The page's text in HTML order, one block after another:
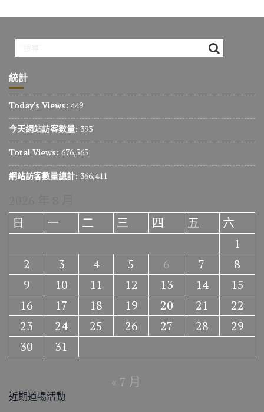
統計
Today's Views: 449
今天網站訪客數量: 393
Total Views: 676,565
網站訪客數量總計: 366,411
日
一 二 三 四 五
六
1
2
3 4 5 6 7
8
9
10 11 12 13 14
15
16
17 18 19 20 21
22
23
24 25 26 27 28
29
30
31
« 7 月
近期道場活動